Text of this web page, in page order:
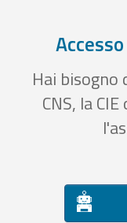
Hai bisogno
CNS, la